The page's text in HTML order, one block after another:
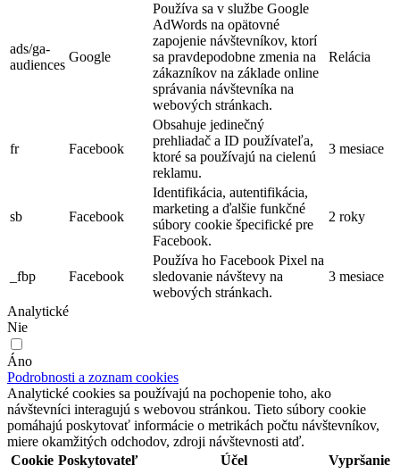
ads/ga-
audiences
Google
Používa sa v službe Google
AdWords na opätovné
zapojenie návštevníkov, ktorí
sa pravdepodobne zmenia na
zákazníkov na základe online
správania návštevníka na
webových stránkach.
Relácia
fr Facebook
Obsahuje jedinečný
prehliadač a ID používateľa,
ktoré sa používajú na cielenú
reklamu.
3 mesiace
sb Facebook
Identifikácia, autentifikácia,
marketing a ďalšie funkčné
súbory cookie špecifické pre
Facebook.
2 roky
_fbp Facebook
Používa ho Facebook Pixel na
sledovanie návštevy na
webových stránkach.
3 mesiace
Analytické
Nie
Áno
Podrobnosti a zoznam cookies
Analytické cookies sa používajú na pochopenie toho, ako
návštevníci interagujú s webovou stránkou. Tieto súbory cookie
pomáhajú poskytovať informácie o metrikách počtu návštevníkov,
miere okamžitých odchodov, zdroji návštevnosti atď.
Cookie Poskytovateľ Účel Vypršanie